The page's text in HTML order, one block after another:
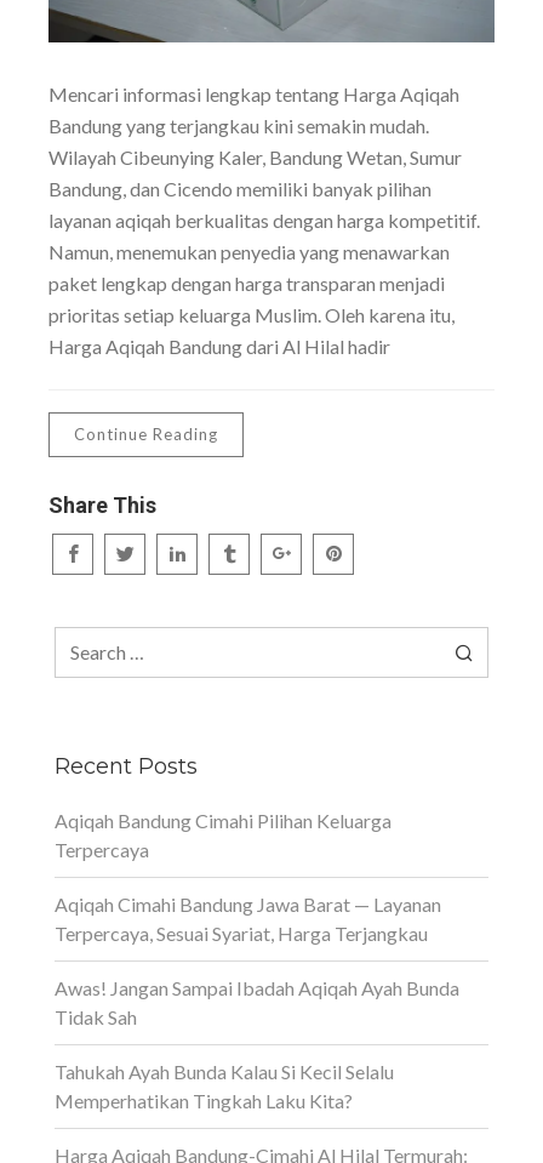
Mencari informasi lengkap tentang Harga Aqiqah
Bandung yang terjangkau kini semakin mudah.
Wilayah Cibeunying Kaler, Bandung Wetan, Sumur
Bandung, dan Cicendo memiliki banyak pilihan
layanan aqiqah berkualitas dengan harga kompetitif.
Namun, menemukan penyedia yang menawarkan
paket lengkap dengan harga transparan menjadi
prioritas setiap keluarga Muslim. Oleh karena itu,
Harga Aqiqah Bandung dari Al Hilal hadir
Continue Reading
Share This
Recent Posts
Aqiqah Bandung Cimahi Pilihan Keluarga
Terpercaya
Aqiqah Cimahi Bandung Jawa Barat — Layanan
Terpercaya, Sesuai Syariat, Harga Terjangkau
Awas! Jangan Sampai Ibadah Aqiqah Ayah Bunda
Tidak Sah
Tahukah Ayah Bunda Kalau Si Kecil Selalu
Memperhatikan Tingkah Laku Kita?
Harga Aqiqah Bandung-Cimahi Al Hilal Termurah: